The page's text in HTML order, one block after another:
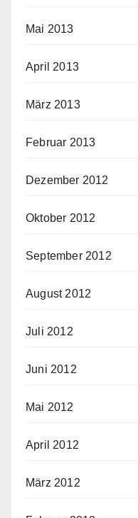
Mai 2013
April 2013
März 2013
Februar 2013
Dezember 2012
Oktober 2012
September 2012
August 2012
Juli 2012
Juni 2012
Mai 2012
April 2012
März 2012